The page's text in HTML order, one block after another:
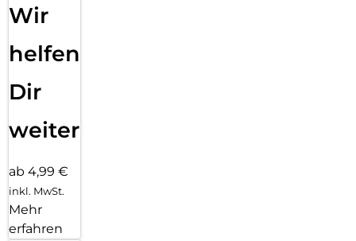
Wir
helfen
Dir
weiter
ab 4,99 €
inkl. MwSt.
Mehr
erfahren